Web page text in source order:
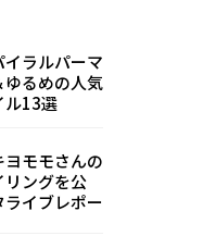
ラルパーマ
ゆるめの人気
ル13選
モモさんの
リングを公
イブレポー